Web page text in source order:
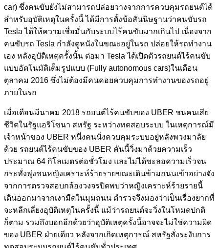
car) ซึ่งคนขับยังไม่สามารถปล่อยวางจากการควบคุมรถยนต์ได้
สำหรับอุบัติเหตุในครั้งนี้ ได้มีการตั้งข้อสันนิษฐานว่าคนขับรถ
Tesla ได้ให้ความเชื่อมั่นกับระบบไร้คนขับมากเกินไป เนื่องจาก
คนขับรถ Tesla กำลังดูหนังในขณะอยู่ในรถ ปล่อยให้รถทำงาน
เอง หลังอุบัติเหตุครั้งนั้น ต่อมา Tesla ได้เปิดตัวรถยนต์ไร้คนขับ
แบบอัตโนมัติเต็มรูปแบบ (Fully autonomous cars)ในเดือน
ตุลาคม 2016 ซึ่งไม่ต้องมีคนคอยควบคุมการทำงานของรถอยู่
ภายในรถ
เมื่อเดือนมีนาคม 2018 รถยนต์ไร้คนขับของ UBER ชนคนเสีย
ชีวิตในรัฐแอริโซนา สหรัฐ ระหว่างทดสอบระบบ ในเหตุการณ์มี
เจ้าหน้าของ UBER หนึ่งคนนั่งควบคุมระบบอยู่หลังพวงมาลัย
ด้วย รถยนต์ไร้คนขับของ UBER คันนี้วิ่งมาด้วยความเร็ว
ประมาณ 64 กิโลเมตรต่อชั่วโมง และไม่ได้ชะลอความเร็วจน
กระทั่งพุ่งชนหญิงเคราะห์ร้ายรายขณะเดินข้ามถนนเข้าอย่างจัง
จากการตรวจสอบกล้องวงจรปิดพบว่าหญิงเคราะห์ร้ายรายนี้
เดินออกมาจากเงามืดในมุมถนน ตำรวจจึงมองว่าเป็นเรื่องยากที่
จะหลีกเลี่ยงอุบัติเหตุในครั้งนี้ แม้ว่ารถยนต์จะวิ่งในโหมดปกติ
ก็ตาม รวมถึงบอกอีกด้วยว่าอุบัติเหตุครั้งนี้อาจจะไม่ใช่ความผิด
ของ UBER ฝ่ายเดียว หลังจากเกิดเหตุการณ์ สหรัฐสั่งระงับการ